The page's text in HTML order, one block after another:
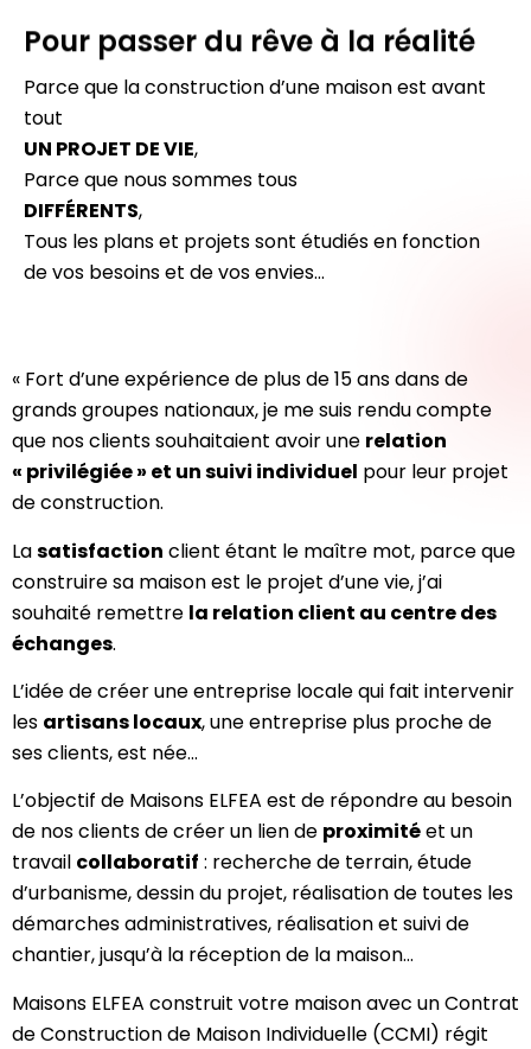
Pour passer du rêve à la réalité
Parce que la construction d’une maison est avant
tout
UN PROJET DE VIE,
Parce que nous sommes tous
DIFFÉRENTS,
Tous les plans et projets sont étudiés en fonction
de vos besoins et de vos envies…
« Fort d’une expérience de plus de 15 ans dans de
grands groupes nationaux, je me suis rendu compte
que nos clients souhaitaient avoir une relation
« privilégiée » et un suivi individuel pour leur projet
de construction.
Lasatisfaction client étant le maître mot, parce que
construire sa maison est le projet d’une vie, j’ai
souhaité remettre la relation client au centre des
échanges.
L’idée de créer une entreprise locale qui fait intervenir
les artisans locaux, une entreprise plus proche de
ses clients, est née…
L’objectif de Maisons ELFEA est de répondre au besoin
de nos clients de créer un lien de proximitéet un
travail collaboratif : recherche de terrain, étude
d’urbanisme, dessin du projet, réalisation de toutes les
démarches administratives, réalisation et suivi de
chantier, jusqu’à la réception de la maison…
Maisons ELFEA construit votre maison avec un Contrat
de Construction de Maison Individuelle (CCMI) régit